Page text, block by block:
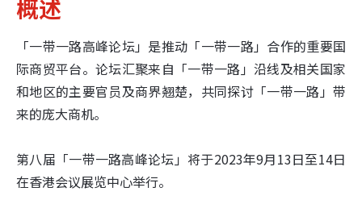
概述
「一带一路高峰论坛」是推动「一带一路」合作的重要国
际商贸平台。论坛汇聚来自「一带一路」沿线及相关国家
和地区的主要官员及商界翘楚，共同探讨「一带一路」带
来的庞大商机。
第八届「一带一路高峰论坛」将于2023年9月13日至14日
在香港会议展览中心举行。